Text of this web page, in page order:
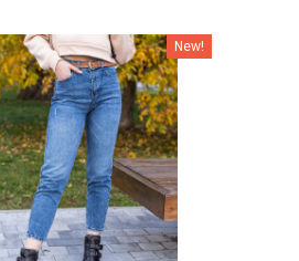
Наклейки Варіант з % New!